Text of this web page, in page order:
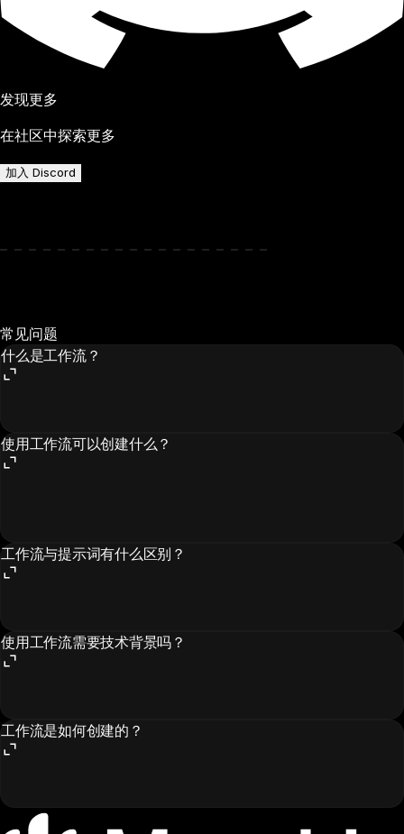
发现更多
在社区中探索更多
加入 Discord
常见问题
什么是工作流？
使用工作流可以创建什么？
工作流与提示词有什么区别？
使用工作流需要技术背景吗？
工作流是如何创建的？